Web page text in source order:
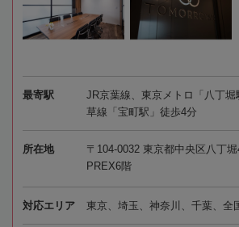
最寄駅
JR京葉線、東京メトロ「八丁
草線「宝町駅」徒歩4分
所在地
〒104-0032 東京都中央区八丁
PREX6階
対応エリア 東京、埼玉、神奈川、千葉、全